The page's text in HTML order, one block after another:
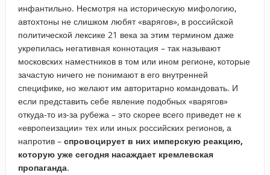
инфантильно. Несмотря на историческую мифологию,
автохтоны не слишком любят «варягов», в российской
политической лексике 21 века за этим термином даже
укрепилась негативная коннотация – так называют
московских наместников в том или ином регионе, которые
зачастую ничего не понимают в его внутренней
специфике, но желают им авторитарно командовать. И
если представить себе явление подобных «варягов»
откуда-то из-за рубежа – это скорее всего приведет не к
«европеизации» тех или иных российских регионов, а
напротив – спровоцирует в них имперскую реакцию,
которую уже сегодня насаждает кремлевская
пропаганда.